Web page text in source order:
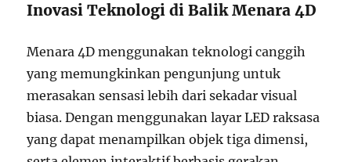
Inovasi Teknologi di Balik Menara 4D
Menara 4D menggunakan teknologi canggih
yang memungkinkan pengunjung untuk
merasakan sensasi lebih dari sekadar visual
biasa. Dengan menggunakan layar LED raksasa
yang dapat menampilkan objek tiga dimensi,